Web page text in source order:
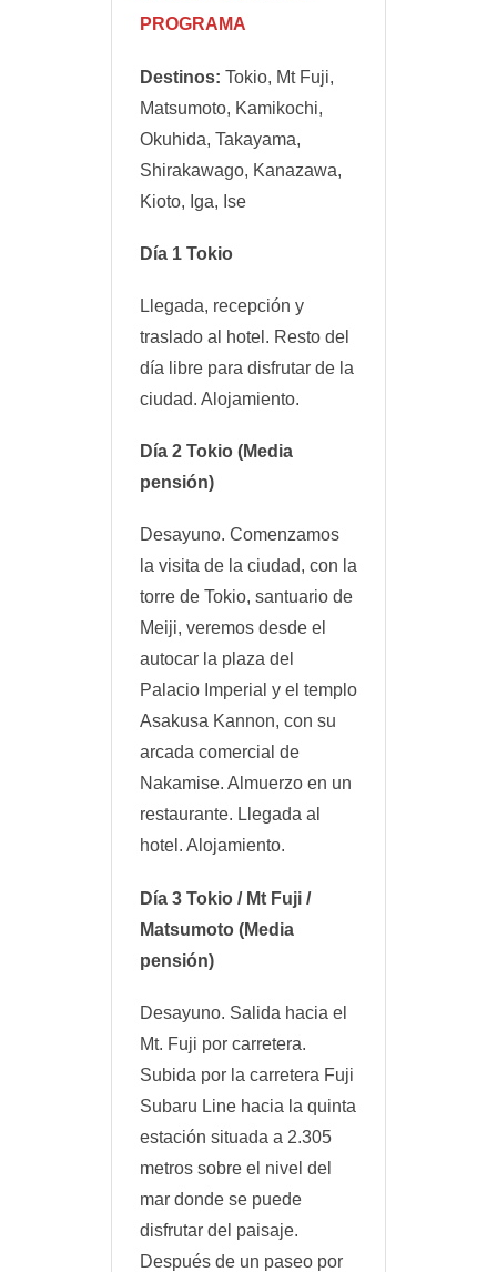
PROGRAMA
Destinos: Tokio, Mt Fuji,
Matsumoto, Kamikochi,
Okuhida, Takayama,
Shirakawago, Kanazawa,
Kioto, Iga, Ise
Día 1 Tokio
Llegada, recepción y
traslado al hotel. Resto del
día libre para disfrutar de la
ciudad. Alojamiento.
Día 2 Tokio (Media
pensión)
Desayuno. Comenzamos
la visita de la ciudad, con la
torre de Tokio, santuario de
Meiji, veremos desde el
autocar la plaza del
Palacio Imperial y el templo
Asakusa Kannon, con su
arcada comercial de
Nakamise. Almuerzo en un
restaurante. Llegada al
hotel. Alojamiento.
Día 3 Tokio / Mt Fuji /
Matsumoto (Media
pensión)
Desayuno. Salida hacia el
Mt. Fuji por carretera.
Subida por la carretera Fuji
Subaru Line hacia la quinta
estación situada a 2.305
metros sobre el nivel del
mar donde se puede
disfrutar del paisaje.
Después de un paseo por